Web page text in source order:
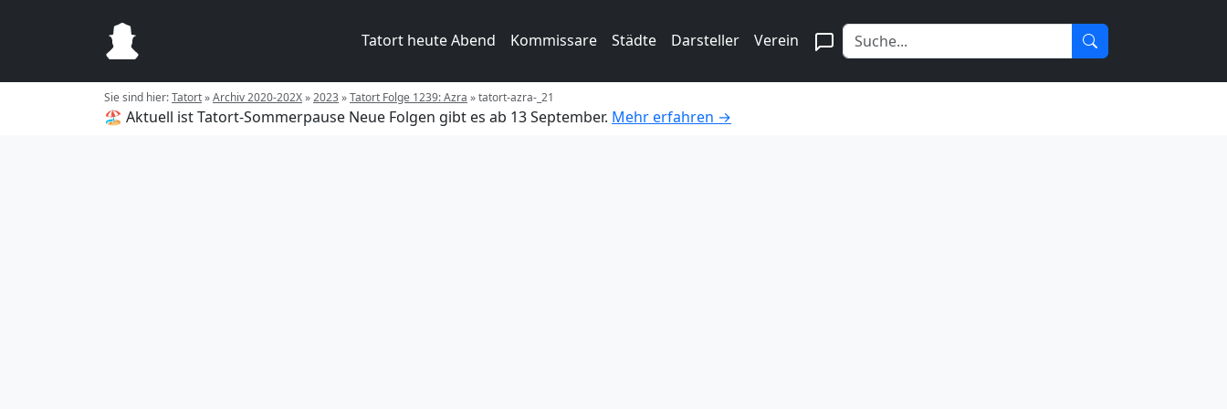
Tatort heute Abend Kommissare Städte Darsteller Verein
Sie sind hier:Tatort»Archiv 2020-202X»2023»Tatort Folge 1239: Azra »tatort-azra-_21
🏖️ Aktuell ist Tatort-Sommerpause Neue Folgen gibt es ab 13 September. Mehr erfahren →